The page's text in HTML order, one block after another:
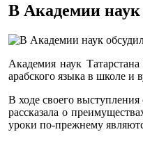
В Академии наук
Академия наук
арабского языка в школе и
В ходе своего
рассказала о
уроки по-прежнему